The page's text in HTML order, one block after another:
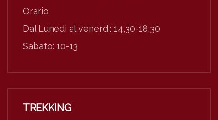
Orario
Dal Lunedì al venerdì: 14,30-18,30
Sabato: 10-13
TREKKING